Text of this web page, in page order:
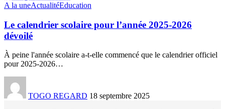
A la uneActualitéEducation
Le calendrier scolaire pour l’année 2025-2026
dévoilé
À peine l'année scolaire a-t-elle commencé que le calendrier officiel
pour 2025-2026…
TOGO REGARD 18 septembre 2025